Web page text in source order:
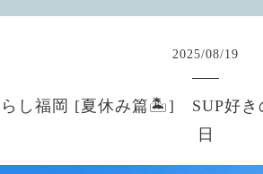
2025/08/19
らし福岡 [夏休み篇🏝] SUP好き
日